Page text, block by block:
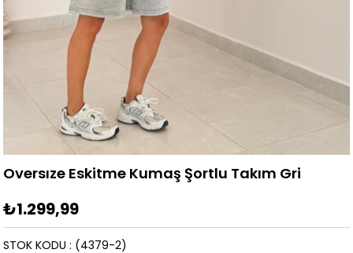
Oversıze Eskitme Kumaş Şortlu Takım Gri
₺1.299,99
(4379-2)
STOK KODU